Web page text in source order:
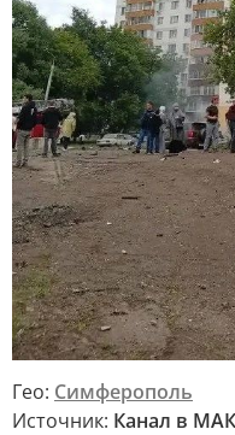
Гео: Симферополь
Источник: Канал в